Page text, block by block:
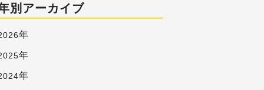
別アーカイブ
年
年
年